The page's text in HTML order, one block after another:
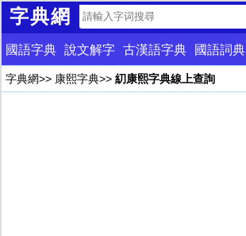
字典網
國語字典 說文解字 古漢語字典 國語詞典
字典網>> 康熙字典>> 糿康熙字典線上查詢